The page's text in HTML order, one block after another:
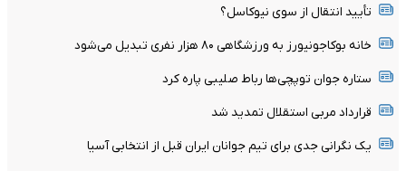
تأیید انتقال از سوی نیوکاسل؟
خانه بوکاجونیورز به ورزشگاهی ۸۰ هزار نفری تبدیل می‌شود
ستاره جوان توپچی‌ها رباط صلیبی پاره کرد
قرارداد مربی استقلال تمدید شد
یک نگرانی جدی برای تیم جوانان ایران قبل از انتخابی آسیا